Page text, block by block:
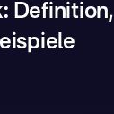
Definition,